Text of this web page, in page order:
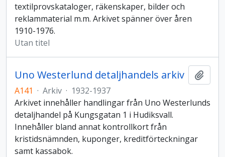
textilprovskataloger, räkenskaper, bilder och
reklammaterial m.m. Arkivet spänner över åren
1910-1976.
Utan titel
Uno Westerlund detaljhandels arkiv
A141 · Arkiv · 1932-1937
Arkivet innehåller handlingar från Uno Westerlunds
detaljhandel på Kungsgatan 1 i Hudiksvall.
Innehåller bland annat kontrollkort från
kristidsnämnden, kuponger, kreditförteckningar
samt kassabok.